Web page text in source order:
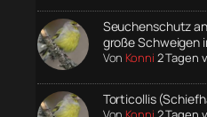
Seuchenschutz
große Schweigen
Von Konni 2 Tagen
Torticollis